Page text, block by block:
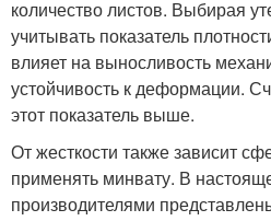
количество листов. Выбирая
учитывать показатель
влияет на выносливость
устойчивость к деформации.
этот показатель выше.
От жесткости также зависит
применять минвату. В
производителями